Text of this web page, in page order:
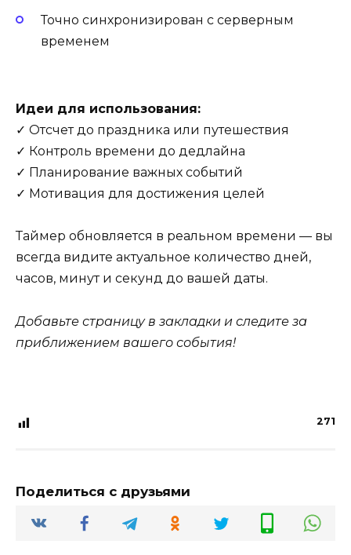
Точно синхронизирован с серверным
временем
Идеи для использования:
✓ Отсчет до праздника или путешествия
✓ Контроль времени до дедлайна
✓ Планирование важных событий
✓ Мотивация для достижения целей
Таймер обновляется в реальном времени — вы
всегда видите актуальное количество дней,
часов, минут и секунд до вашей даты.
Добавьте страницу в закладки и следите за
приближением вашего события!
271
Поделиться с друзьями